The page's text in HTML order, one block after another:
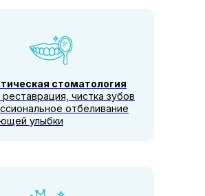
стоматология
чистка зубов
отбеливание
улыбки